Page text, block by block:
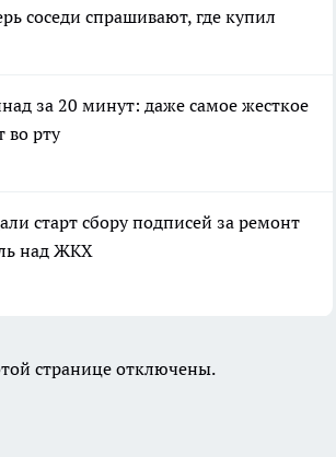
соседи спрашивают, где купил
за 20 минут: даже самое жесткое
во рту
старт сбору подписей за ремонт
над ЖКХ
странице отключены.